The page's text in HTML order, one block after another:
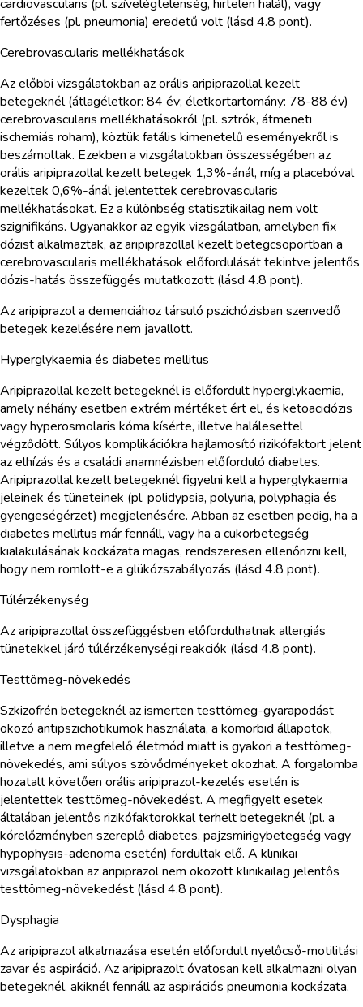
cardiovascularis (pl. szívelégtelenség, hirtelen halál), vagy
fertőzéses (pl. pneumonia) eredetű volt (lásd 4.8 pont).
Cerebrovascularis mellékhatások
Az előbbi vizsgálatokban az orális aripiprazollal kezelt
betegeknél (átlagéletkor: 84 év; életkortartomány: 78-88 év)
cerebrovascularis mellékhatásokról (pl. sztrók, átmeneti
ischemiás roham), köztük fatális kimenetelű eseményekről is
beszámoltak. Ezekben a vizsgálatokban összességében az
orális aripiprazollal kezelt betegek 1,3%-ánál, míg a placebóval
kezeltek 0,6%-ánál jelentettek cerebrovascularis
mellékhatásokat. Ez a különbség statisztikailag nem volt
szignifikáns. Ugyanakkor az egyik vizsgálatban, amelyben fix
dózist alkalmaztak, az aripiprazollal kezelt betegcsoportban a
cerebrovascularis mellékhatások előfordulását tekintve jelentős
dózis-hatás összefüggés mutatkozott (lásd 4.8 pont).
Az aripiprazol a demenciához társuló pszichózisban szenvedő
betegek kezelésére nem javallott.
Hyperglykaemia és diabetes mellitus
Aripiprazollal kezelt betegeknél is előfordult hyperglykaemia,
amely néhány esetben extrém mértéket ért el, és ketoacidózis
vagy hyperosmolaris kóma kísérte, illetve halálesettel
végződött. Súlyos komplikációkra hajlamosító rizikófaktort jelent
az elhízás és a családi anamnézisben előforduló diabetes.
Aripiprazollal kezelt betegeknél figyelni kell a hyperglykaemia
jeleinek és tüneteinek (pl. polidypsia, polyuria, polyphagia és
gyengeségérzet) megjelenésére. Abban az esetben pedig, ha a
diabetes mellitus már fennáll, vagy ha a cukorbetegség
kialakulásának kockázata magas, rendszeresen ellenőrizni kell,
hogy nem romlott-e a glükózszabályozás (lásd 4.8 pont).
Túlérzékenység
Az aripiprazollal összefüggésben előfordulhatnak allergiás
tünetekkel járó túlérzékenységi reakciók (lásd 4.8 pont).
Testtömeg-növekedés
Szkizofrén betegeknél az ismerten testtömeg-gyarapodást
okozó antipszichotikumok használata, a komorbid állapotok,
illetve a nem megfelelő életmód miatt is gyakori a testtömeg-
növekedés, ami súlyos szövődményeket okozhat. A forgalomba
hozatalt követően orális aripiprazol-kezelés esetén is
jelentettek testtömeg-növekedést. A megfigyelt esetek
általában jelentős rizikófaktorokkal terhelt betegeknél (pl. a
kórelőzményben szereplő diabetes, pajzsmirigybetegség vagy
hypophysis-adenoma esetén) fordultak elő. A klinikai
vizsgálatokban az aripiprazol nem okozott klinikailag jelentős
testtömeg-növekedést (lásd 4.8 pont).
Dysphagia
Az aripiprazol alkalmazása esetén előfordult nyelőcső-motilitási
zavar és aspiráció. Az aripiprazolt óvatosan kell alkalmazni olyan
betegeknél, akiknél fennáll az aspirációs pneumonia kockázata.